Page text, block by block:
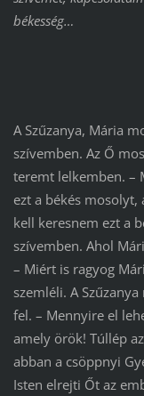
békesség…
A Szűzanya, Mária
szívemben. Az Ő
teremt lelkemben. –
ezt a békés
kell keresnem ezt a
szívemben. Ahol
– Miért is ragyog
szemléli. A
fel. – Mennyire el
amely örök! Túllép
abban a csöppnyi
Isten elrejti Őt az